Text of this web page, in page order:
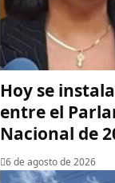
Hoy se
entre el
Nacional de
6 de agosto de 2026